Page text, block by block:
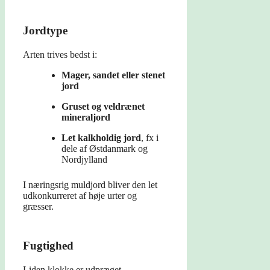
Jordtype
Arten trives bedst i:
Mager, sandet eller stenet
jord
Gruset og veldrænet
mineraljord
Let kalkholdig jord, fx i
dele af Østdanmark og
Nordjylland
I næringsrig muldjord bliver den let
udkonkurreret af høje urter og
græsser.
Fugtighed